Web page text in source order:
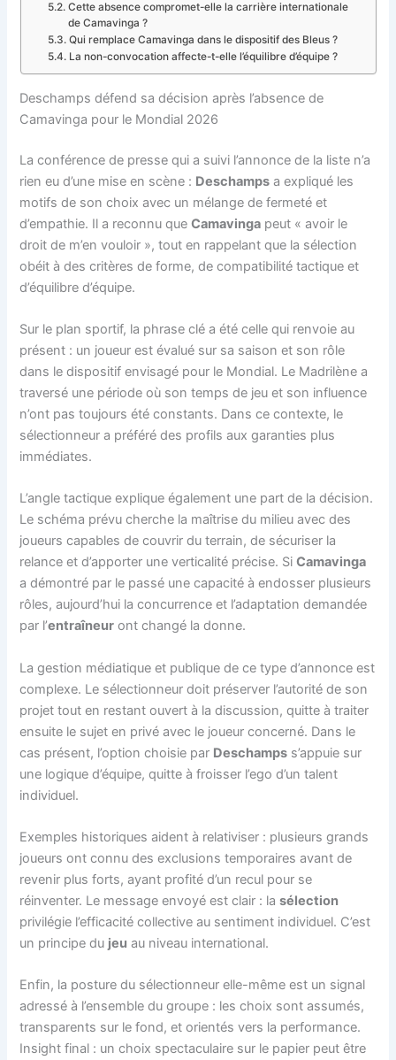
Cette absence compromet-elle la carrière internationale
de Camavinga ?
Qui remplace Camavinga dans le dispositif des Bleus ?
La non-convocation affecte-t-elle l’équilibre d’équipe ?
Deschamps défend sa décision après l’absence de
Camavinga pour le Mondial 2026
La conférence de presse qui a suivi l’annonce de la liste n’a
rien eu d’une mise en scène : Deschamps a expliqué les
motifs de son choix avec un mélange de fermeté et
d’empathie. Il a reconnu queCamavinga peut « avoir le
droit de m’en vouloir », tout en rappelant que la sélection
obéit à des critères de forme, de compatibilité tactique et
d’équilibre d’équipe.
Sur le plan sportif, la phrase clé a été celle qui renvoie au
présent : un joueur est évalué sur sa saison et son rôle
dans le dispositif envisagé pour le Mondial. Le Madrilène a
traversé une période où son temps de jeu et son influence
n’ont pas toujours été constants. Dans ce contexte, le
sélectionneur a préféré des profils aux garanties plus
immédiates.
L’angle tactique explique également une part de la décision.
Le schéma prévu cherche la maîtrise du milieu avec des
joueurs capables de couvrir du terrain, de sécuriser la
relance et d’apporter une verticalité précise. SiCamavinga
a démontré par le passé une capacité à endosser plusieurs
rôles, aujourd’hui la concurrence et l’adaptation demandée
par l’entraîneur ont changé la donne.
La gestion médiatique et publique de ce type d’annonce est
complexe. Le sélectionneur doit préserver l’autorité de son
projet tout en restant ouvert à la discussion, quitte à traiter
ensuite le sujet en privé avec le joueur concerné. Dans le
cas présent, l’option choisie par Deschamps s’appuie sur
une logique d’équipe, quitte à froisser l’ego d’un talent
individuel.
Exemples historiques aident à relativiser : plusieurs grands
joueurs ont connu des exclusions temporaires avant de
revenir plus forts, ayant profité d’un recul pour se
réinventer. Le message envoyé est clair : lasélection
privilégie l’efficacité collective au sentiment individuel. C’est
un principe du jeu au niveau international.
Enfin, la posture du sélectionneur elle-même est un signal
adressé à l’ensemble du groupe : les choix sont assumés,
transparents sur le fond, et orientés vers la performance.
Insight final : un choix spectaculaire sur le papier peut être